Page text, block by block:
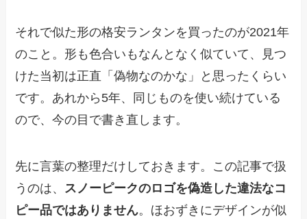
それで似た形の格安ランタンを買ったのが2021年
のこと。形も色合いもなんとなく似ていて、見つ
けた当初は正直「偽物なのかな」と思ったくらい
です。あれから5年、同じものを使い続けている
ので、今の目で書き直します。
先に言葉の整理だけしておきます。この記事で扱
うのは、 スノーピークのロゴを偽造した違法なコ
ピー品ではありません。ほおずきにデザインが似